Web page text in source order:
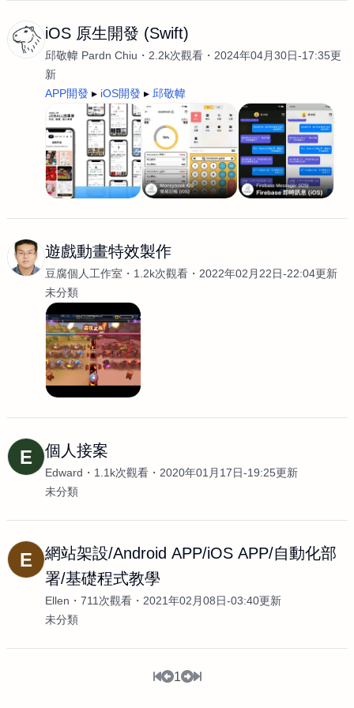
iOS 原生開發 (Swift)
邱敬幃 Pardn Chiu 2.2k次觀看
2024年04月30日-17:35更
新
APP開發
iOS開發 邱敬幃
遊戲動畫特效製作
豆腐個人工作室 1.2k次觀看
2022年02月22日-22:04更新
未分類
E 個人接案
Edward 1.1k次觀看
2020年01月17日-19:25更新
未分類
E
網站架設/Android APP/iOS APP/自動化部
署/基礎程式教學
Ellen 711次觀看
2021年02月08日-03:40更新
未分類
1